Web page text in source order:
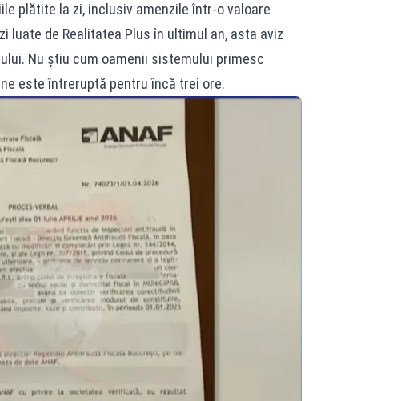
plătite la zi, inclusiv amenzile într-o valoare
luate de Realitatea Plus în ultimul an, asta aviz
Nu știu cum oamenii sistemului primesc
este întreruptă pentru încă trei ore.